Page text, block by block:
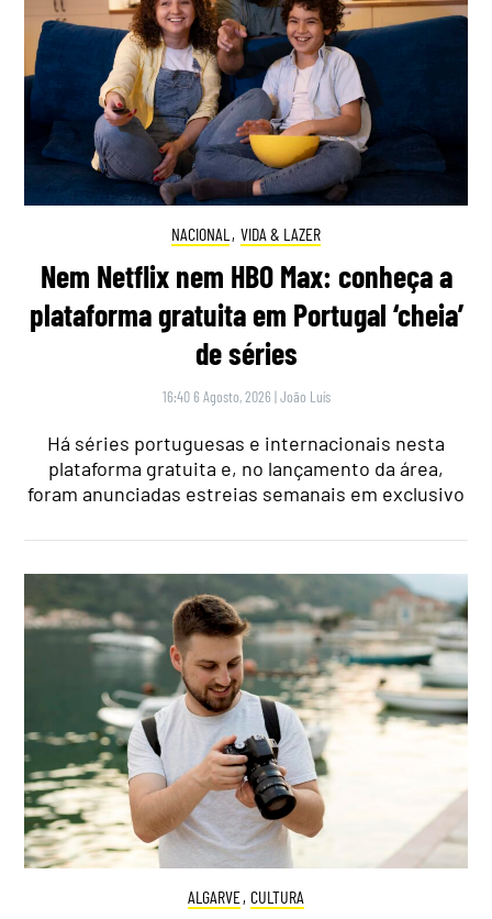
NACIONAL , VIDA & LAZER
Nem Netflix nem HBO Max: conheça a
plataforma gratuita em Portugal ‘cheia’
de séries
16:40 6 Agosto, 2026 |João Luís
Há séries portuguesas e internacionais nesta
plataforma gratuita e, no lançamento da área,
foram anunciadas estreias semanais em exclusivo
ALGARVE, CULTURA